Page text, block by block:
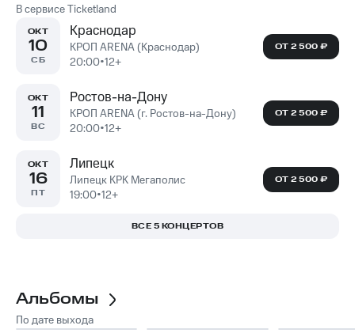
В сервисе Ticketland
ОКТ
10
СБ
Краснодар
КРОП ARENA (Краснодар)
20:00•12+
ОТ 2 500 ₽
ОКТ
11
ВС
Ростов-на-Дону
КРОП ARENA (г. Ростов-на-Дону)
20:00•12+
ОТ 2 500 ₽
ОКТ
16
ПТ
Липецк
Липецк КРК Мегаполис
19:00•12+
ОТ 2 500 ₽
ВСЕ 5 КОНЦЕРТОВ
Альбомы
По дате выхода